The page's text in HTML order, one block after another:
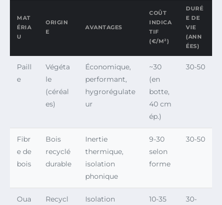
MAT
ÉRIA
U
ORIGIN
E
AVANTAGES
COÛT
INDICA
TIF
(€/M²)
DURÉ
E DE
VIE
(ANN
ÉES)
Paill
e
Végéta
le
(céréal
es)
Économique,
performant,
hygrorégulate
ur
~30
(en
botte,
40 cm
ép.)
30-50
Fibr
e de
bois
Bois
recyclé
durable
Inertie
thermique,
isolation
phonique
9-30
selon
forme
30-50
Oua
Recycl
Isolation
10-35
30-